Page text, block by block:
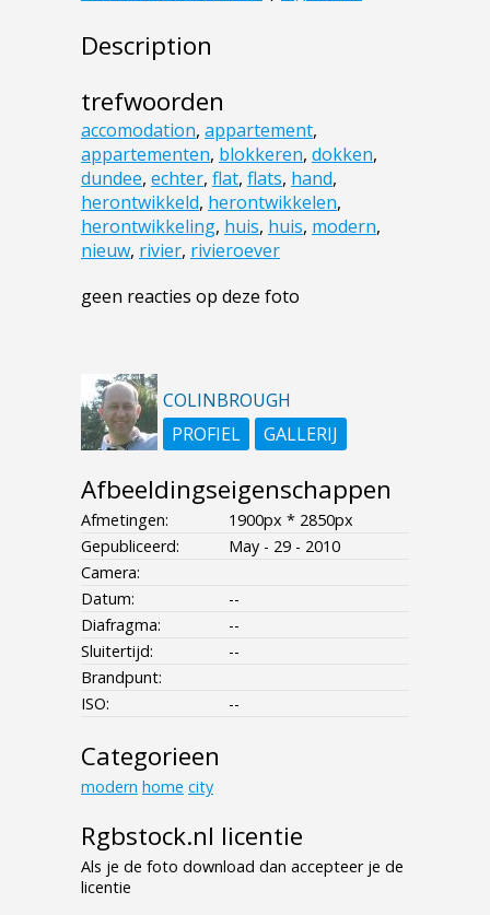
Description
trefwoorden
accomodation, appartement,
appartementen, blokkeren, dokken,
dundee, echter, flat, flats, hand,
herontwikkeld, herontwikkelen,
herontwikkeling, huis, huis, modern,
nieuw, rivier, rivieroever
geen reacties op deze foto
COLINBROUGH
PROFIEL
GALLERIJ
Afbeeldingseigenschappen
Afmetingen:
1900px * 2850px
Gepubliceerd:
May - 29 - 2010
Camera:
Datum:
--
Diafragma:
--
Sluitertijd:
--
Brandpunt:
ISO:
--
Categorieen
modern home city
Rgbstock.nl licentie
Als je de foto download dan accepteer je de
licentie